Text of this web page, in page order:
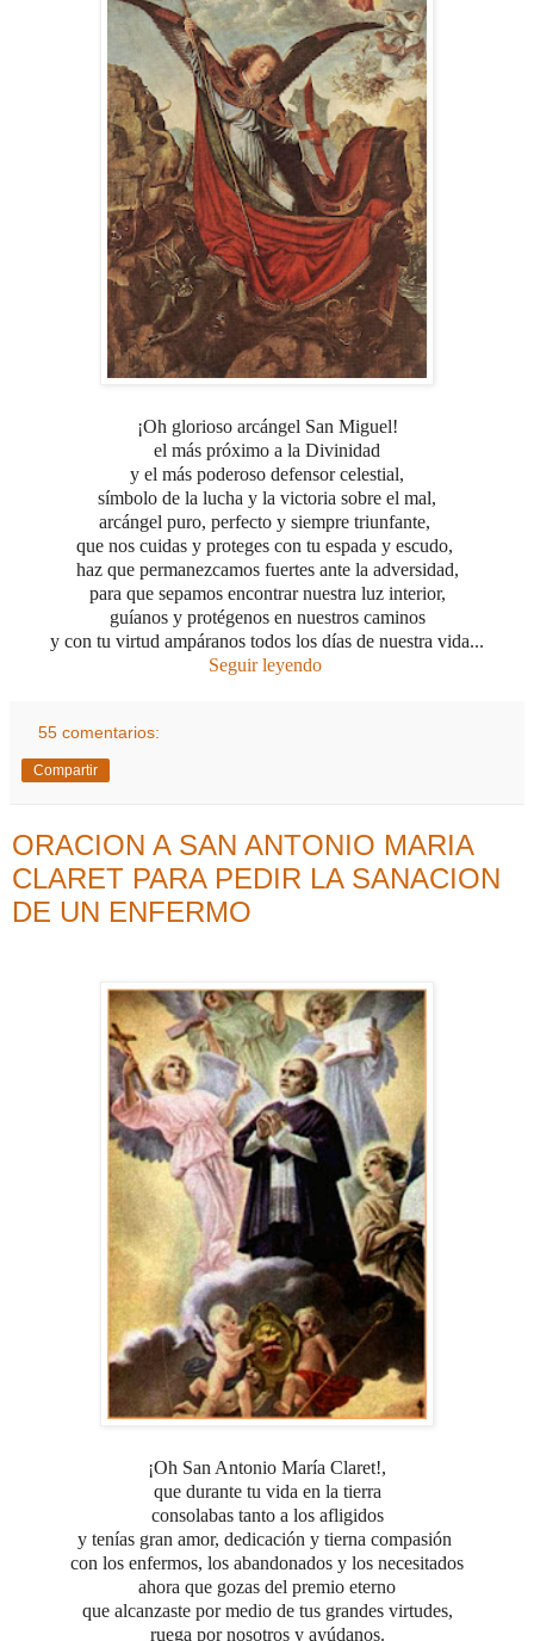
¡Oh glorioso arcángel San Miguel!
el más próximo a la Divinidad
y el más poderoso defensor celestial,
símbolo de la lucha y la victoria sobre el mal,
arcángel puro, perfecto y siempre triunfante,
que nos cuidas y proteges con tu espada y escudo,
haz que permanezcamos fuertes ante la adversidad,
para que sepamos encontrar nuestra luz interior,
guíanos y protégenos en nuestros caminos
y con tu virtud ampáranos todos los días de nuestra vida...
Seguir leyendo
55 comentarios:
Compartir
ORACION A SAN ANTONIO MARIA
CLARET PARA PEDIR LA SANACION
DE UN ENFERMO
¡Oh San Antonio María Claret!,
que durante tu vida en la tierra
consolabas tanto a los afligidos
y tenías gran amor, dedicación y tierna compasión
con los enfermos, los abandonados y los necesitados
ahora que gozas del premio eterno
que alcanzaste por medio de tus grandes virtudes,
ruega por nosotros y ayúdanos.